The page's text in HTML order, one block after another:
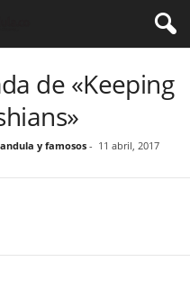
de «Keeping
y famosos - 11 abril, 2017